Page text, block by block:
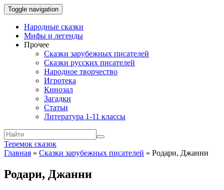
Toggle navigation
Народные сказки
Мифы и легенды
Прочее
Сказки зарубежных писателей
Сказки русских писателей
Народное творчество
Игротека
Кинозал
Загадки
Статьи
Литература 1-11 классы
Теремок сказок
Главная » Сказки зарубежных писателей » Родари, Джанни
Родари, Джанни